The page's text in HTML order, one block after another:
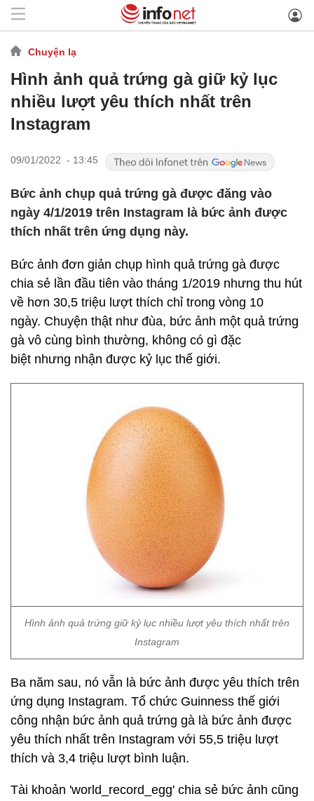
Chuyện lạ
Hình ảnh quả trứng gà giữ kỷ lục
nhiều lượt yêu thích nhất trên
Instagram
09/01/2022 - 13:45
Bức ảnh chụp quả trứng gà được đăng vào
ngày 4/1/2019 trên Instagram là bức ảnh được
thích nhất trên ứng dụng này.
Bức ảnh đơn giản chụp hình quả trứng gà được
chia sẻ lần đầu tiên vào tháng 1/2019 nhưng thu hút
về hơn 30,5 triệu lượt thích chỉ trong vòng 10
ngày. Chuyện thật như đùa, bức ảnh một quả trứng
gà vô cùng bình thường, không có gì đặc
biệt nhưng nhận được kỷ lục thế giới.
Hình ảnh quả trứng giữ kỷ lục nhiều lượt yêu thích nhất trên
Instagram
Ba năm sau, nó vẫn là bức ảnh được yêu thích trên
ứng dụng Instagram. Tổ chức Guinness thế giới
công nhận bức ảnh quả trứng gà là bức ảnh được
yêu thích nhất trên Instagram với 55,5 triệu lượt
thích và 3,4 triệu lượt bình luận.
Tài khoản 'world_record_egg' chia sẻ bức ảnh cũng